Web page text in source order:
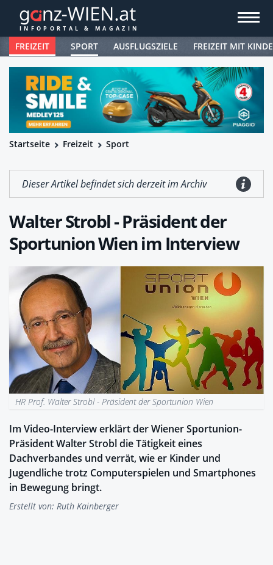
FREIZEIT SPORT AUSFLUGSZIELE FREIZEIT MIT
Startseite Freizeit Sport
Dieser Artikel befindet sich derzeit im Archiv
Walter Strobl - Präsident der
Sportunion Wien im Interview
HR Prof. Walter Strobl - Präsident der Sportunion Wien
Im Video-Interview erklärt der Wiener Sportunion-
Präsident Walter Strobl die Tätigkeit eines
Dachverbandes und verrät, wie er Kinder und
Jugendliche trotz Computerspielen und Smartphones
in Bewegung bringt.
Erstellt von: Ruth Kainberger